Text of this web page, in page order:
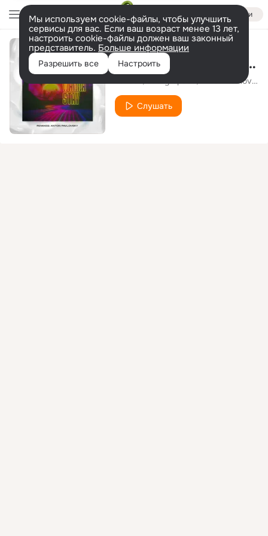
Войти
Мы используем cookie-файлы, чтобы улучшить
сервисы для вас. Если ваш возраст менее 13 лет,
настроить cookie-файлы должен ваш законный
представитель. Больше информации
Разрешить все Настроить I Just Wanna Stay (Anton Pavlovsky Remix)
Anton Pavlovsky
Слушать